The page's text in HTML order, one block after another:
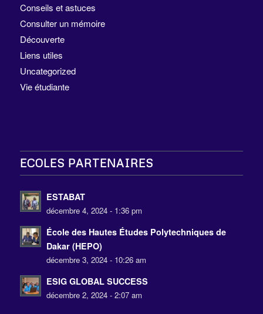
Conseils et astuces
Consulter un mémoire
Découverte
Liens utiles
Uncategorized
Vie étudiante
ECOLES PARTENAIRES
ESTABAT
décembre 4, 2024 - 1:36 pm
École des Hautes Études Polytechniques de
Dakar (HEPO)
décembre 3, 2024 - 10:26 am
ESIG GLOBAL SUCCESS
décembre 2, 2024 - 2:07 am